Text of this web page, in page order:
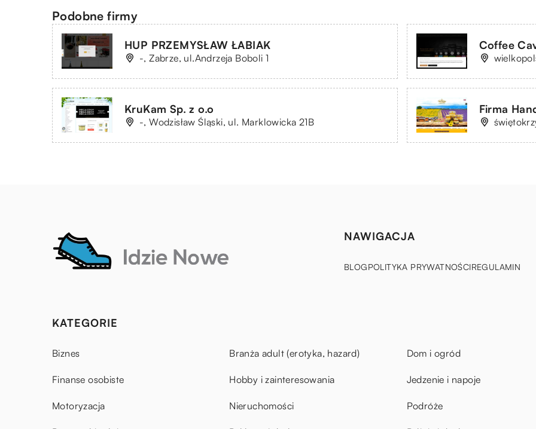
Podobne firmy
HUP PRZEMYSŁAW ŁABIAK
-, Zabrze, ul.Andrzeja Boboli 1
Coffee
KruKam Sp. z o.o
-, Wodzisław Śląski, ul. Marklowicka 21B
Firma
NAWIGACJA
BLOGPOLITYKA PRYWATNOŚCIREGULAMIN
KATEGORIE
Biznes Branża adult (erotyka, hazard) Dom i ogród
Finanse osobiste Hobby i zainteresowania Jedzenie i napoje
Motoryzacja Nieruchomości Podróże